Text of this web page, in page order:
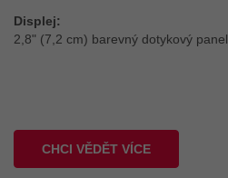
Displej:
2,8" (7,2 cm) barevný dotykový panel
CHCI VĚDĚT VÍCE